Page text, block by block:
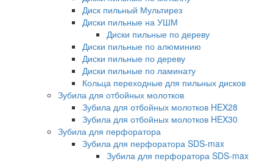
Диск пильный Мультирез
Диски пильные на УШМ
Диски пильные по дереву
Диски пильные по алюминию
Диски пильные по дереву
Диски пильные по ламинату
Кольца переходные для пильных дисков
Зубила для отбойных молотков
Зубила для отбойных молотков HEX28
Зубила для отбойных молотков HEX30
Зубила для перфоратора
Зубила для перфоратора SDS-max
Зубила для перфоратора SDS-max